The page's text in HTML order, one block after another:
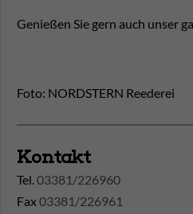
Genießen Sie gern auch unser
Foto: NORDSTERN Reederei
Kontakt
Tel.03381/226960
Fax03381/226961